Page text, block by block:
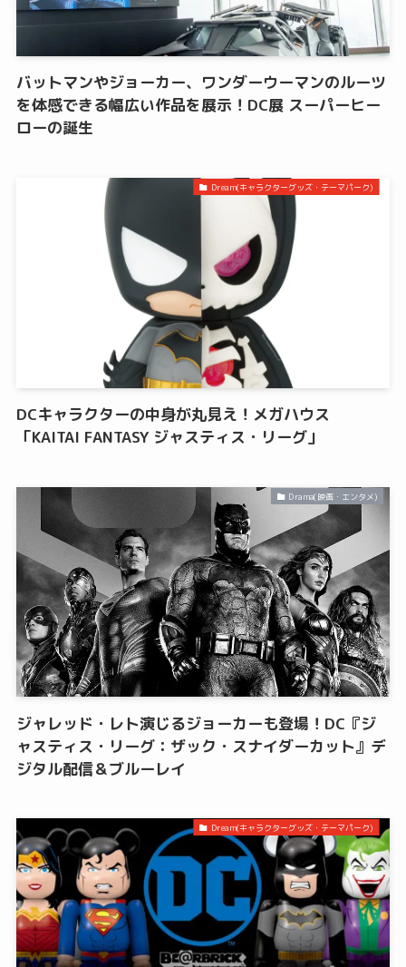
バットマンやジョーカー、ワンダーウーマンのルーツ
を体感できる幅広い作品を展示！DC展 スーパーヒー
ローの誕生
Dream(キャラクターグッズ・テーマパーク)
DCキャラクターの中身が丸見え！メガハウス
「KAITAI FANTASY ジャスティス・リーグ」
Drama(映画・エンタメ)
ジャレッド・レト演じるジョーカーも登場！DC『ジ
ャスティス・リーグ：ザック・スナイダーカット』デ
ジタル配信＆ブルーレイ
Dream(キャラクターグッズ・テーマパーク)